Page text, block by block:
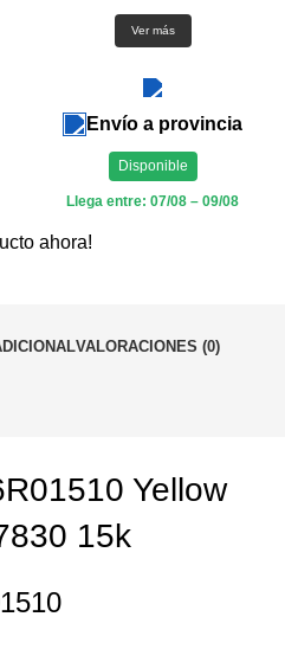
Ver más
Envío a provincia
Disponible
Llega entre: 07/08 – 09/08
ahora!
VALORACIONES (0)
Yellow
15k